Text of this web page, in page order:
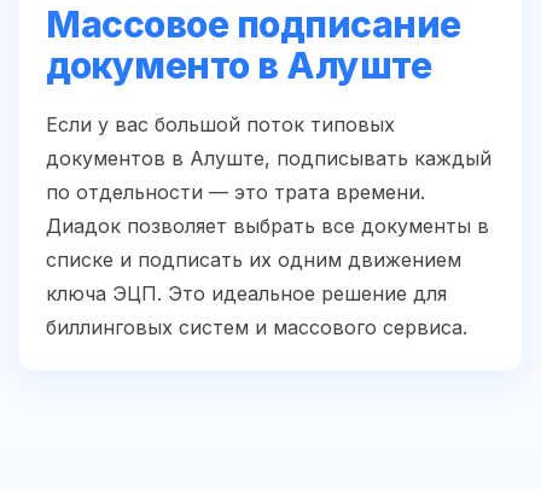
Массовое подписание
документо в Алуште
Если у вас большой поток типовых
документов в Алуште, подписывать каждый
по отдельности — это трата времени.
Диадок позволяет выбрать все документы в
списке и подписать их одним движением
ключа ЭЦП. Это идеальное решение для
биллинговых систем и массового сервиса.